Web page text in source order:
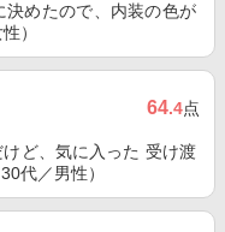
決めたので、内装の色が
）
64.4点
ど、気に入った 受け渡
代／男性）